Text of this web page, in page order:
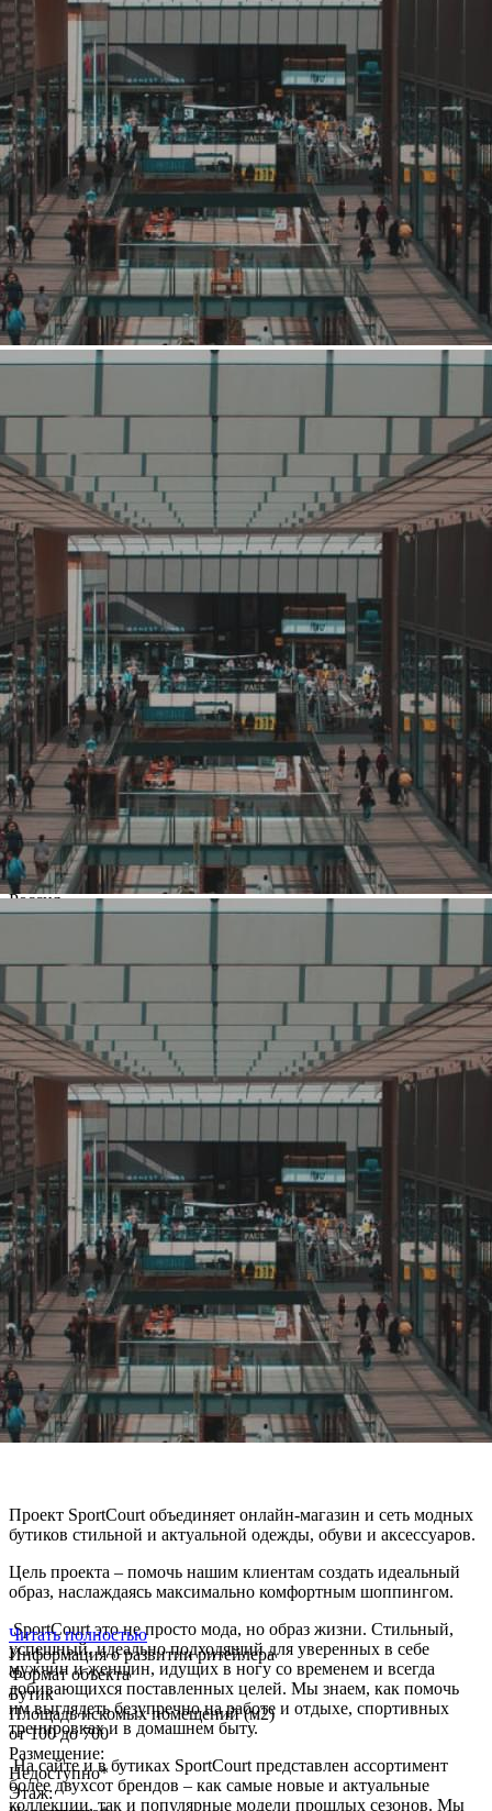
Выше среднего
Связаться с ритейлером Узнать планы развития ритейлера
Проект SportCourt объединяет онлайн-магазин и сеть модных
бутиков стильной и актуальной одежды, обуви и аксессуаров.
Цель проекта – помочь нашим клиентам создать идеальный
образ, наслаждаясь максимально комфортным шоппингом.
SportCourt это не просто мода, но образ жизни. Стильный,
успешный, идеально подходящий для уверенных в себе
мужчин и женщин, идущих в ногу со временем и всегда
добивающихся поставленных ц...
1514 (+1)
Навигация
О ритейлере
О компании
Информация о развитии ритейлера
Где представлена ТС
Контакты
О ритейлере SportCourt
Название:
SportCourt
Компания создана в стране
Россия
Основной вид деятельности
Ценовая категория
Компания основана
2001
Количество объектов в мире
3
Количество объектов в России
3
Представлены в регионах
Москва
Дмитров
Изменить
Наличие франчайзинга
Нет
О компании SportCourt
Проект SportCourt объединяет онлайн-магазин и сеть модных
бутиков стильной и актуальной одежды, обуви и аксессуаров.
Цель проекта – помочь нашим клиентам создать идеальный
образ, наслаждаясь максимально комфортным шоппингом.
SportCourt это не просто мода, но образ жизни. Стильный,
успешный, идеально подходящий для уверенных в себе
мужчин и женщин, идущих в ногу со временем и всегда
добивающихся поставленных целей. Мы знаем, как помочь
им выглядеть безупречно на работе и отдыхе, спортивных
тренировках и в домашнем быту.
На сайте и в бутиках SportCourt представлен ассортимент
более двухсот брендов – как самые новые и актуальные
коллекции, так и популярные модели прошлых сезонов. Мы
Читать полностью
Информация о развитии ритейлера
Формат объекта
Бутик
Площадь искомых помещений (м2)
от 100 до 700
Размещение:
Недоступно*
Этаж: